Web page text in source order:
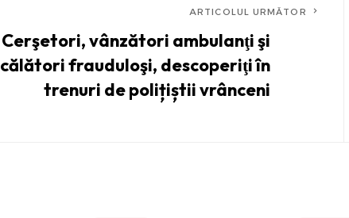
ARTICOLUL URMĂTOR
Cerşetori, vânzători ambulanţi şi
călători frauduloşi, descoperiţi în
trenuri de polițiștii vrânceni